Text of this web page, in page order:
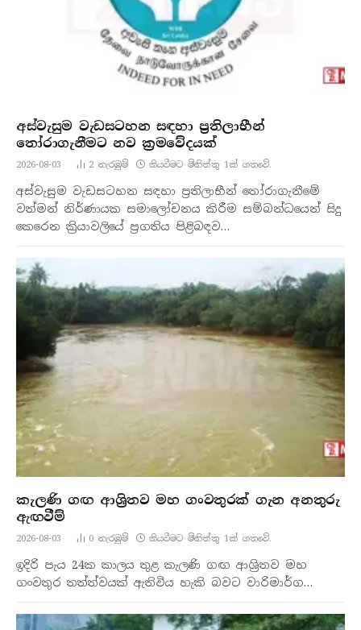
අස්වැසුම වැඩසටහන සඳහා ප්‍රතිලාභීන්
තෝරාගැනීමට නව ක්‍රමවේදයක්
2026-08-03 2 නැරඹු​ම් කියවීමට මිනිත්තු 1ක් ගතවේ.
අස්වැසුම වැඩසටහන සඳහා ප්‍රතිලාභීන් තෝරාගැනීමේ
වත්මන් නිර්ණායක සමාලෝචනය කිරීම සම්බන්ධයෙන් සිදු
කෙරෙන ක්‍රියාවලියේ ප්‍රගතිය පිළිබඳව…
කැලණි ගඟ ආශ්‍රිතව මහ ගංවතුරක් ගැන අනතුරු
ඇඟවීම්
2026-08-03 0 නැරඹු​ම් කියවීමට මිනිත්තු 1ක් ගතවේ.
ඉදිරි පැය 24ක කාලය තුළ කැලණි ගඟ ආශ්‍රිතව මහ
ගංවතුර තත්ත්වයක් ඇතිවිය හැකි බවට වාරිමාර්ග…